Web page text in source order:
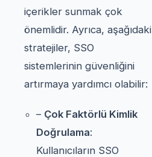
içerikler sunmak çok
önemlidir. Ayrıca, aşağıdaki
stratejiler, SSO
sistemlerinin güvenliğini
artırmaya yardımcı olabilir:
– Çok Faktörlü Kimlik
Doğrulama:
Kullanıcıların SSO